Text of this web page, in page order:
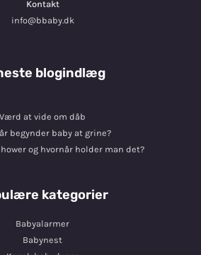
Kontakt
info@bbaby.dk
blogindlæg
Værd at vide om dåb
begynder baby at grine?
og hvornår holder man det?
kategorier
Babyalarmer
Babynest